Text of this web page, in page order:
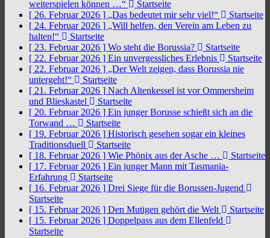
weiterspielen können …“
Startseite
[ 26. Februar 2026 ] „Das bedeutet mir sehr viel!“
Startseite
[ 24. Februar 2026 ] „Will helfen, den Verein am Leben zu
halten!“
Startseite
[ 23. Februar 2026 ] Wo steht die Borussia?
Startseite
[ 22. Februar 2026 ] Ein unvergessliches Erlebnis
Startseite
[ 22. Februar 2026 ] „Der Welt zeigen, dass Borussia nie
untergeht!“
Startseite
[ 21. Februar 2026 ] Nach Altenkessel ist vor Ommersheim
und Blieskastel
Startseite
[ 20. Februar 2026 ] Ein junger Borusse schießt sich an die
Torwand …
Startseite
[ 19. Februar 2026 ] Historisch gesehen sogar ein kleines
Traditionsduell
Startseite
[ 18. Februar 2026 ] Wie Phönix aus der Asche …
Startseite
[ 17. Februar 2026 ] Ein junger Mann mit Tasmania-
Erfahrung
Startseite
[ 16. Februar 2026 ] Drei Siege für die Borussen-Jugend
Startseite
[ 15. Februar 2026 ] Den Mutigen gehört die Welt
Startseite
[ 15. Februar 2026 ] Doppelpass aus dem Ellenfeld
Startseite